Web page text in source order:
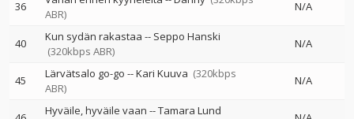
36
ABR)
N/A
40 Kun sydän rakastaa -- Seppo Hanski
(320kbps ABR)
N/A
45 Lärvätsalo go-go --Kari Kuuva (320kbps
ABR)
N/A
Hyväile, hyväile vaan --Tamara Lund